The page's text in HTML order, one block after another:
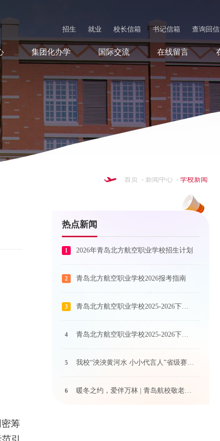
招生 就业 校长信箱 书记信箱 查询回信
集团化办学 国际交流 在线留言
首页 - 新闻中心 - 学校新闻
筹
热点新闻
1 2026年青岛北方航空职业学校招生计划
2 青岛北方航空职业学校2026报考指南
3 青岛北方航空职业学校2025-2026下学期艺术课程公示
4 青岛北方航空职业学校2025-2026下学期体育课程公示
5 我校“泱泱黄河水 小小代言人”省级赛事奖状荣耀抵达！
6 暖冬之约，爱伴万林 | 青岛航校敬老院关爱行动温情启航